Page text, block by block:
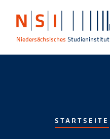
Niedersächsisches Studieninstitut
STARTSEITE